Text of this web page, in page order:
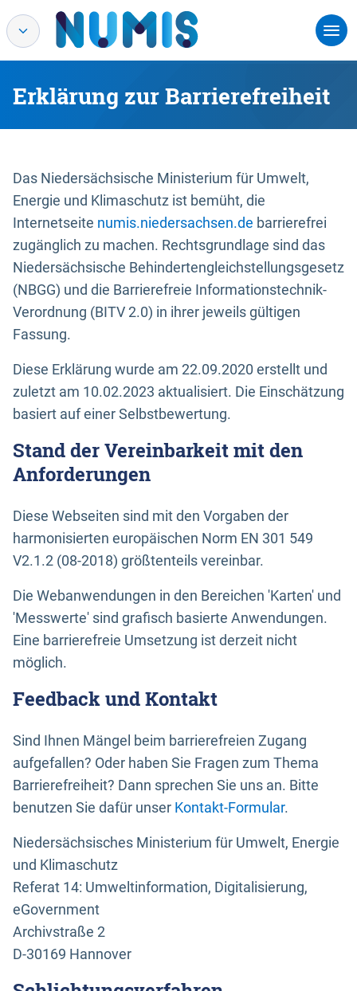
Erklärung zur Barrierefreiheit
Das Niedersächsische Ministerium für Umwelt,
Energie und Klimaschutz ist bemüht, die
Internetseite numis.niedersachsen.de barrierefrei
zugänglich zu machen. Rechtsgrundlage sind das
Niedersächsische Behindertengleichstellungsgesetz
(NBGG) und die Barrierefreie Informationstechnik-
Verordnung (BITV 2.0) in ihrer jeweils gültigen
Fassung.
Diese Erklärung wurde am 22.09.2020 erstellt und
zuletzt am 10.02.2023 aktualisiert. Die Einschätzung
basiert auf einer Selbstbewertung.
Stand der Vereinbarkeit mit den
Anforderungen
Diese Webseiten sind mit den Vorgaben der
harmonisierten europäischen Norm EN 301 549
V2.1.2 (08-2018) größtenteils vereinbar.
Die Webanwendungen in den Bereichen 'Karten' und
'Messwerte' sind grafisch basierte Anwendungen.
Eine barrierefreie Umsetzung ist derzeit nicht
möglich.
Feedback und Kontakt
Sind Ihnen Mängel beim barrierefreien Zugang
aufgefallen? Oder haben Sie Fragen zum Thema
Barrierefreiheit? Dann sprechen Sie uns an. Bitte
benutzen Sie dafür unser Kontakt-Formular.
Niedersächsisches Ministerium für Umwelt, Energie
und Klimaschutz
Referat 14: Umweltinformation, Digitalisierung,
eGovernment
Archivstraße 2
D-30169 Hannover